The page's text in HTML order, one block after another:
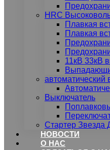
HRC
Плавкая
Плавкая
11кВ 33кВ
автоматический
Выключатель
Стартер Звезда
НОВОСТИ
О НАС